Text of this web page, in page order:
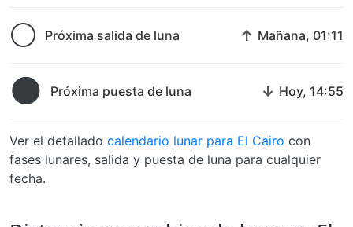
🌕 Próxima salida de luna ↑ Mañana, 01:11
🌑 Próxima puesta de luna ↓ Hoy, 14:55
Ver el detallado calendario lunar para El Cairo con
fases lunares, salida y puesta de luna para cualquier
fecha.